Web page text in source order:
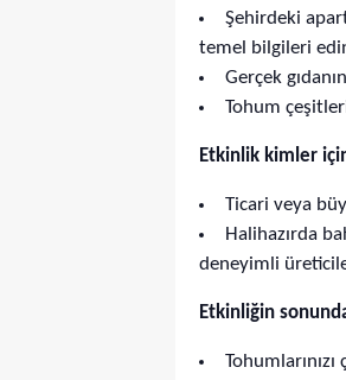
Şehirdeki
temel bilgileri
Gerçek
Tohum
Etkinlik kimler
Ticari veya
Halihazırda
deneyimli
Etkinliğin